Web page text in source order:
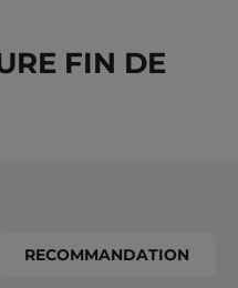
FIN DE
RECOMMANDATION